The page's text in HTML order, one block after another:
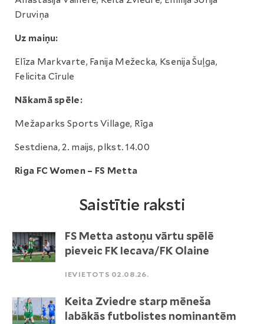
Druviņa
Uz maiņu:
Elīza Markvarte, Fanija Mežecka, Ksenija Šuļga,
Felicita Cīrule
Nākamā spēle:
Mežaparks Sports Village, Rīga
Sestdiena, 2. maijs, plkst. 14.00
Riga FC Women – FS Metta
Saistītie raksti
FS Metta astoņu vārtu spēlē
pieveic FK Iecava/FK Olaine
IEVIETOTS 02.08.26.
Keita Zviedre starp mēneša
labākās futbolistes nominantēm